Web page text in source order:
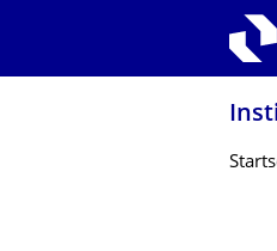
Zur Hauptnavigation springen